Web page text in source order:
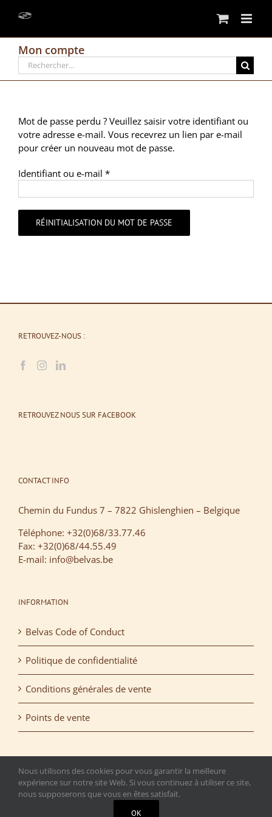
Mon compte
Rechercher:
Mot de passe perdu ? Veuillez saisir votre identifiant ou
votre adresse e-mail. Vous recevrez un lien par e-mail
pour créer un nouveau mot de passe.
Identifiant ou e-mail *Obligatoire
RÉINITIALISATION DU MOT DE PASSE
RETROUVEZ-NOUS :
RETROUVEZ NOUS SUR FACEBOOK
CONTACT INFO
Chemin du Fundus 7 – 7822 Ghislenghien – Belgique
Téléphone: +32(0)68/33.77.46
Fax: +32(0)68/44.55.49
E-mail: info@belvas.be
INFORMATION
Belvas Code of Conduct
Politique de confidentialité
Conditions générales de vente
Points de vente
Nous utilisons des cookies pour vous garantir la meilleure
expérience sur notre site Web. Si vous continuez à utiliser ce site,
nous supposerons que vous en êtes satisfait.
OK